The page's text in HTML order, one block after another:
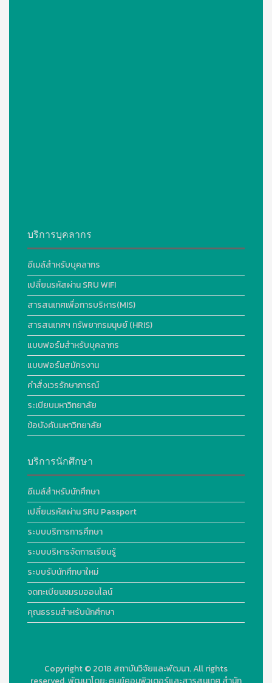
บริการบุคลากร
อีเมล์สำหรับบุคลากร
เปลี่ยนรหัสผ่าน SRU WIFI
สารสนเทศเพื่อการบริหาร(MIS)
สารสนเทศฯ ทรัพยากรมนุษย์ (HRIS)
แบบฟอร์มสำหรับบุคลากร
แบบฟอร์มสมัครงาน
คำสั่งเวรรักษาการณ์
ระเบียบมหาวิทยาลัย
ข้อบังคับมหาวิทยาลัย
บริการนักศึกษา
อีเมล์สำหรับนักศึกษา
เปลี่ยนรหัสผ่าน SRU Passport
ระบบบริการการศึกษา
ระบบบริหารจัดการเรียนรู้
ระบบรับนักศึกษาใหม่
จดทะเบียนชมรมออนไลน์
คุณธรรมสำหรับนักศึกษา
Copyright © 2018 สถาบันวิจัยและพัฒนา. All rights